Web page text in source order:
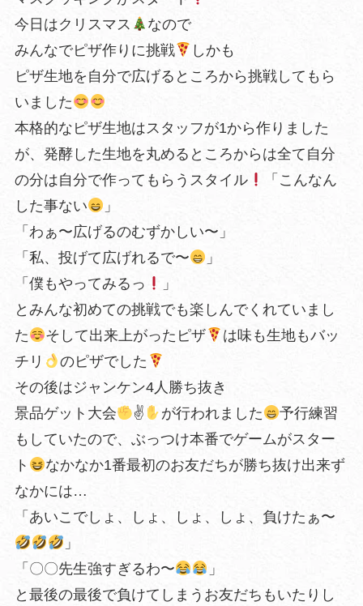
今日はクリスマス
なので
みんなでピザ作りに挑戦
しかも
ピザ生地を自分で広げるところから挑戦してもら
いました
本格的なピザ生地はスタッフが1から作りました
が、発酵した生地を丸めるところからは全て自分
の分は自分で作ってもらうスタイル
「こんなん
した事ない
」
「わぁ〜広げるのむずかしい〜」
「私、投げて広げれるで〜
」
「僕もやってみるっ
」
とみんな初めての挑戦でも楽しんでくれていまし
た
そして出来上がったピザ
は味も生地もバッ
チリ
のピザでした
その後はジャンケン4人勝ち抜き
景品ゲット大会
✌ が行われました
予行練習
もしていたので、ぶっつけ本番でゲームがスター
ト
なかなか1番最初のお友だちが勝ち抜け出来ず
なかには…
「あいこでしょ、しょ、しょ、しょ、負けたぁ〜
」
「〇〇先生強すぎるわ〜
」
と最後の最後で負けてしまうお友だちもいたりし